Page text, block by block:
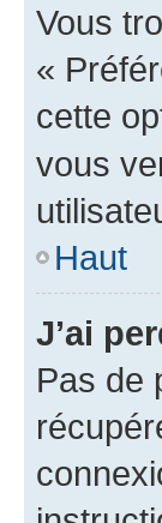
Vous
«
cette
vous
Haut
J’ai
Pas de